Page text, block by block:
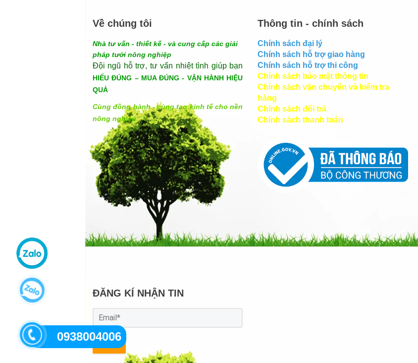
Về chúng tôi
Nhà tư vấn - thiết kế - và cung cấp các giải
pháp tưới nông nghiệp
Đội ngũ hỗ trợ, tư vấn nhiệt tình giúp bạn
HIỂU ĐÚNG – MUA ĐÚNG - VẬN HÀNH HIỆU
QUẢ
Cùng đồng hành - cùng tạo kinh tế cho nền
nông nghiệp
Thông tin - chính sách
Chính sách đại lý
Chính sách hỗ trợ giao hàng
Chính sách hỗ trợ thi công
Chính sách bảo mật thông tin
Chính sách vận chuyển và kiểm tra
hàng
Chính sách đổi trả
Chính sách thanh toán
ĐĂNG KÍ NHẬN TIN
0938004006